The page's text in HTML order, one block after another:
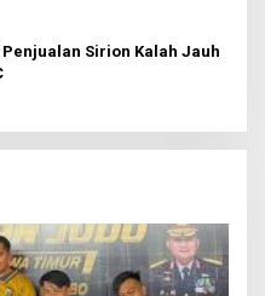
Sirion Kalah Jauh